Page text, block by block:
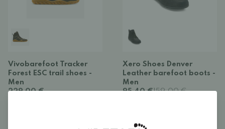
Vivobarefoot Tracker
Forest ESC trail shoes -
Men
229,00 €
Xero Shoes Denver
Leather barefoot boots -
Men
95,40 €159,00 €